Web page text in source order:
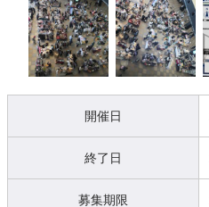
開催日
終了日
募集期限